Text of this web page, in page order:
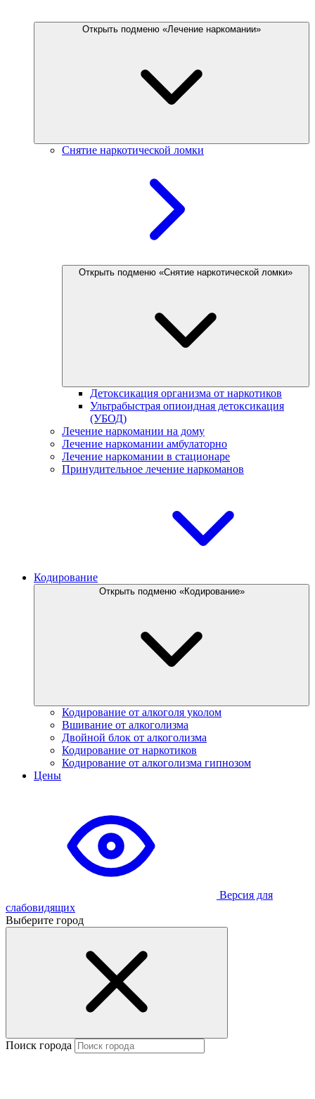
Открыть подменю «Лечение наркомании»
Снятие наркотической ломки
Открыть подменю «Снятие наркотической ломки»
Детоксикация организма от наркотиков
Ультрабыстрая опиоидная детоксикация
(УБОД)
Лечение наркомании на дому
Лечение наркомании амбулаторно
Лечение наркомании в стационаре
Принудительное лечение наркоманов
Кодирование
Открыть подменю «Кодирование»
Кодирование от алкоголя уколом
Вшивание от алкоголизма
Двойной блок от алкоголизма
Кодирование от наркотиков
Кодирование от алкоголизма гипнозом
Цены
Версия для
слабовидящих
Выберите город
Поиск города